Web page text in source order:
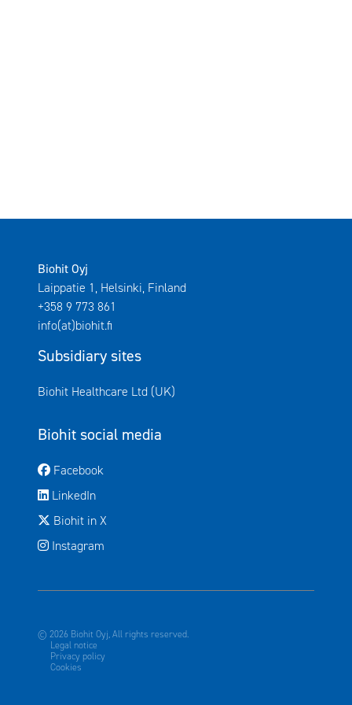
Biohit Oyj
Laippatie 1, Helsinki, Finland
+358 9 773 861
info(at)biohit.fi
Subsidiary sites
Biohit Healthcare Ltd (UK)
Biohit social media
Facebook
LinkedInAvautuu uuteen ikkunaan
Biohit in X
Instagram
© 2026 Biohit Oyj, All rights reserved.
Legal notice
Privacy policy
Cookies